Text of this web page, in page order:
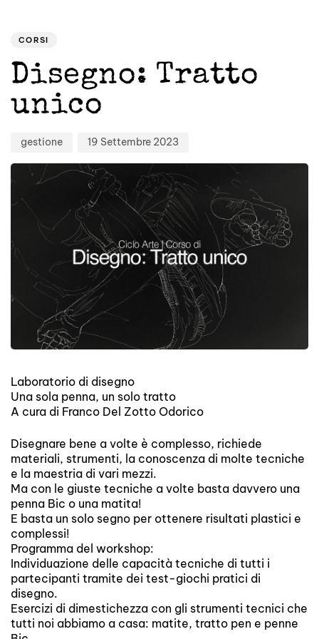
CORSI
Disegno: Tratto
unico
gestione 19 Settembre 2023
Laboratorio di disegno
Una sola penna, un solo tratto
A cura di Franco Del Zotto Odorico
Disegnare bene a volte è complesso, richiede
materiali, strumenti, la conoscenza di molte tecniche
e la maestria di vari mezzi.
Ma con le giuste tecniche a volte basta davvero una
penna Bic o una matita!
E basta un solo segno per ottenere risultati plastici e
complessi!
Programma del workshop:
Individuazione delle capacità tecniche di tutti i
partecipanti tramite dei test-giochi pratici di
disegno.
Esercizi di dimestichezza con gli strumenti tecnici che
tutti noi abbiamo a casa: matite, tratto pen e penne